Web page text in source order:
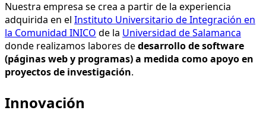
Nuestra empresa se crea a partir de la experiencia
adquirida en el Instituto Universitario de Integración en
la Comunidad INICO de la Universidad de Salamanca
donde realizamos labores dedesarrollo de software
(páginas web y programas) a medida como apoyo en
proyectos de investigación.
Innovación